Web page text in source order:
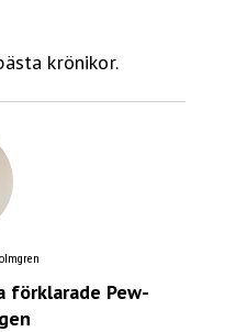
krönikor.
förklarade Pew-